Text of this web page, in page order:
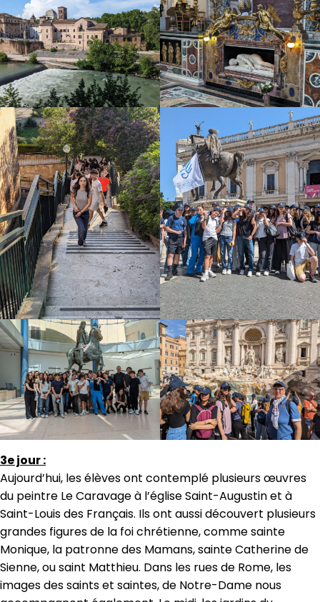
3e jour :
Aujourd’hui, les élèves ont contemplé plusieurs œuvres
du peintre Le Caravage à l’église Saint-Augustin et à
Saint-Louis des Français. Ils ont aussi découvert plusieurs
grandes figures de la foi chrétienne, comme sainte
Monique, la patronne des Mamans, sainte Catherine de
Sienne, ou saint Matthieu. Dans les rues de Rome, les
images des saints et saintes, de Notre-Dame nous